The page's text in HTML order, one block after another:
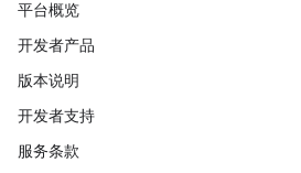
平台概览
开发者产品
版本说明
开发者支持
服务条款